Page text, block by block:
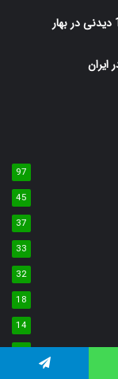
97
45
37
33
32
18
14
14